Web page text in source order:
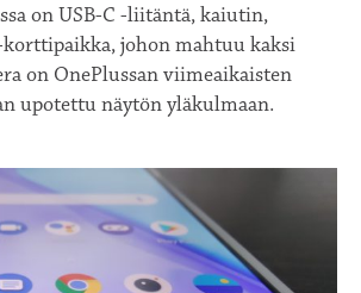
on USB-C -liitäntä, kaiutin,
johon mahtuu kaksi
on OnePlussan viimeaikaisten
upotettu näytön yläkulmaan.